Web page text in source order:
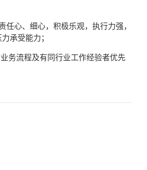
任心、细心，积极乐观，执行力强，
承受能力；
务流程及有同行业工作经验者优先